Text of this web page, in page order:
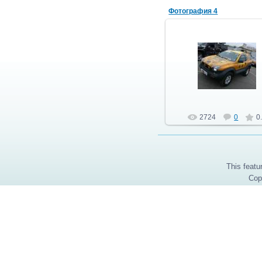
Фотография 4
15.02.2013
автоэлектрик
2724 0
This